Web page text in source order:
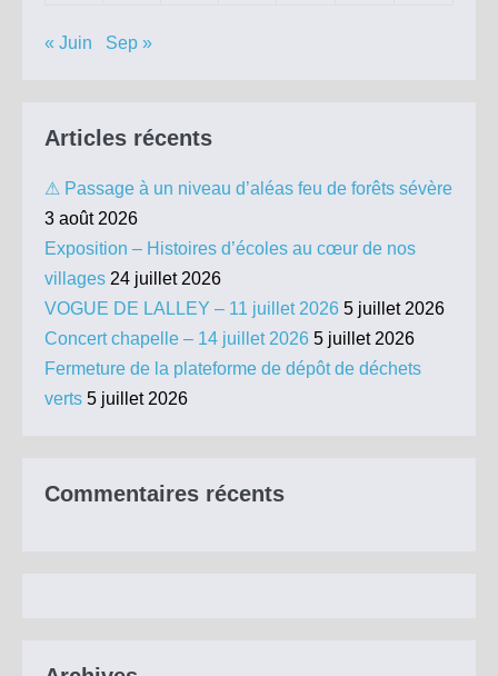
« Juin Sep »
Articles récents
⚠ Passage à un niveau d’aléas feu de forêts sévère
3 août 2026
Exposition – Histoires d’écoles au cœur de nos
villages 24 juillet 2026
VOGUE DE LALLEY – 11 juillet 2026 5 juillet 2026
Concert chapelle – 14 juillet 2026 5 juillet 2026
Fermeture de la plateforme de dépôt de déchets
verts 5 juillet 2026
Commentaires récents